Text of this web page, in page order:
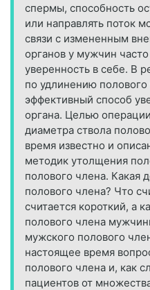
спермы, способность
или направлять поток
связи с измененным
органов у мужчин
уверенность в себе. В
по удлинению
эффективный способ
органа. Целью
диаметра ствола
время известно и
методик утолщения
полового члена. Какая
полового члена? Что
считается короткий, а
полового члена
мужского полового
настоящее время
полового члена и, как
пациентов от